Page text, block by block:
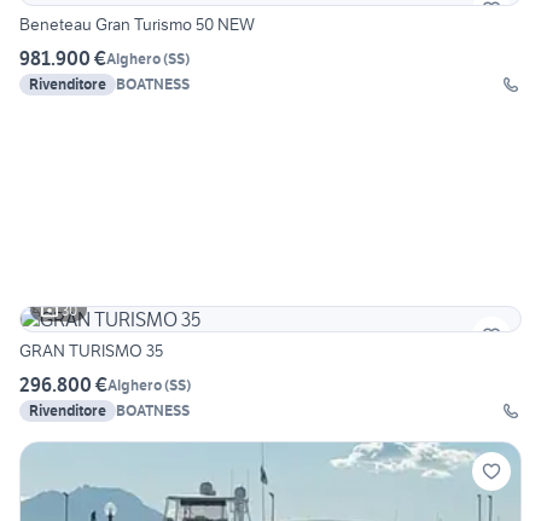
Beneteau Gran Turismo 50 NEW
981.900 €Alghero(SS)
Rivenditore BOATNESS
30
GRAN TURISMO 35
296.800 €Alghero(SS)
Rivenditore BOATNESS